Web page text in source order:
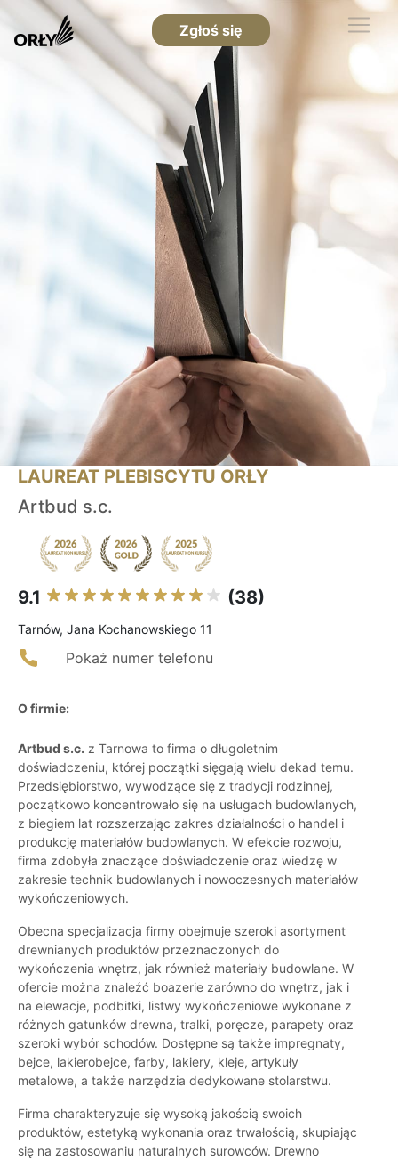
Zgłoś się
LAUREAT PLEBISCYTU ORŁY
Artbud s.c.
9.1 (38)
Tarnów, Jana Kochanowskiego 11
Pokaż numer telefonu
O firmie:
Artbud s.c. z Tarnowa to firma o długoletnim
doświadczeniu, której początki sięgają wielu dekad temu.
Przedsiębiorstwo, wywodzące się z tradycji rodzinnej,
początkowo koncentrowało się na usługach budowlanych,
z biegiem lat rozszerzając zakres działalności o handel i
produkcję materiałów budowlanych. W efekcie rozwoju,
firma zdobyła znaczące doświadczenie oraz wiedzę w
zakresie technik budowlanych i nowoczesnych materiałów
wykończeniowych.
Obecna specjalizacja firmy obejmuje szeroki asortyment
drewnianych produktów przeznaczonych do
wykończenia wnętrz, jak również materiały budowlane. W
ofercie można znaleźć boazerie zarówno do wnętrz, jak i
na elewacje, podbitki, listwy wykończeniowe wykonane z
różnych gatunków drewna, tralki, poręcze, parapety oraz
szeroki wybór schodów. Dostępne są także impregnaty,
bejce, lakierobejce, farby, lakiery, kleje, artykuły
metalowe, a także narzędzia dedykowane stolarstwu.
Firma charakteryzuje się wysoką jakością swoich
produktów, estetyką wykonania oraz trwałością, skupiając
się na zastosowaniu naturalnych surowców. Drewno